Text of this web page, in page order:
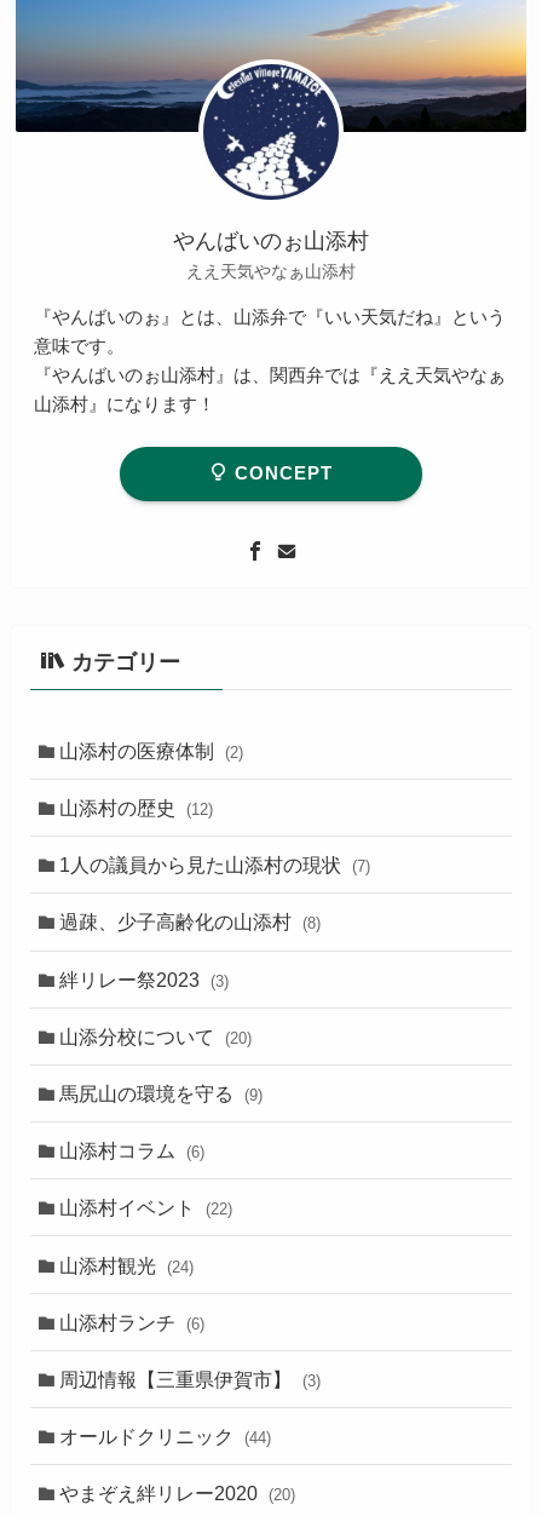
やんばいのぉ山添村
ええ天気やなぁ山添村
『やんばいのぉ』とは、山添弁で『いい天気だね』という
意味です。
『やんばいのぉ山添村』は、関西弁では『ええ天気やなぁ
山添村』になります！
CONCEPT
カテゴリー
山添村の医療体制 (2)
山添村の歴史 (12)
1人の議員から見た山添村の現状 (7)
過疎、少子高齢化の山添村 (8)
絆リレー祭2023 (3)
山添分校について (20)
馬尻山の環境を守る (9)
山添村コラム (6)
山添村イベント (22)
山添村観光 (24)
山添村ランチ (6)
周辺情報【三重県伊賀市】 (3)
オールドクリニック (44)
やまぞえ絆リレー2020 (20)